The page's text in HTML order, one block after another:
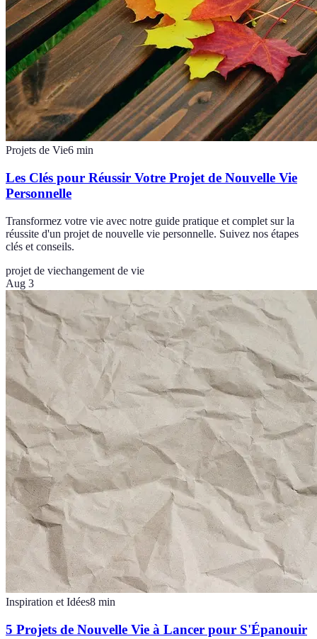
Projets de Vie6 min
Les Clés pour Réussir Votre Projet de Nouvelle Vie
Personnelle
Transformez votre vie avec notre guide pratique et complet sur la
réussite d'un projet de nouvelle vie personnelle. Suivez nos étapes
clés et conseils.
projet de viechangement de vie
Aug 3
Inspiration et Idées8 min
5 Projets de Nouvelle Vie à Lancer pour S'Épanouir